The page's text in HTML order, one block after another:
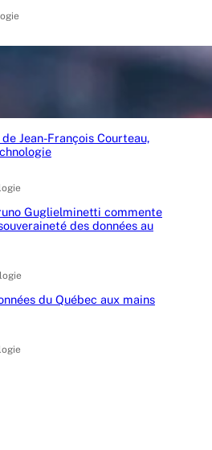
de Jean-François Courteau,
Guglielminetti commente
des données au
du Québec aux mains